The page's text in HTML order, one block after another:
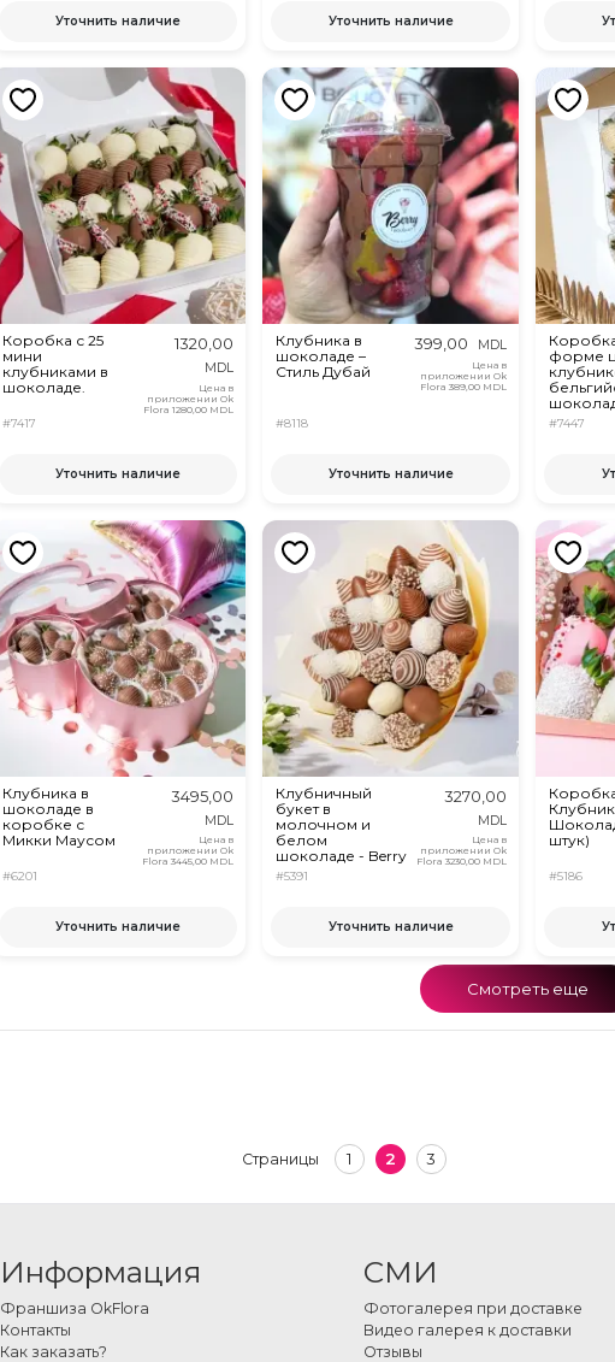
Уточнить наличие Уточнить наличие
Коробка с 25
мини
клубниками в
шоколаде.
#7417
1320,00
MDL
Цена в
приложении Ok
Flora 1280,00 MDL
Уточнить наличие
Клубника в
шоколаде –
Стиль Дубай
#8118
399,00 MDL
Цена в
приложении Ok
Flora 389,00 MDL
Уточнить наличие
форме
#7447
Клубника в
шоколаде в
коробке с
Микки Маусом
#6201
3495,00
MDL
Цена в
приложении Ok
Flora 3445,00 MDL
Уточнить наличие
Клубничный
букет в
молочном и
белом
шоколаде - Berry
Bouquet
#5391
3270,00
MDL
Цена в
приложении Ok
Flora 3230,00 MDL
Уточнить наличие
штук)
#5186
Смотреть еще
Страницы 1 2 3
Информация
Франшиза OkFlora
Контакты
Как заказать?
СМИ
Фотогалерея при доставке
Видео галерея к доставки
Отзывы